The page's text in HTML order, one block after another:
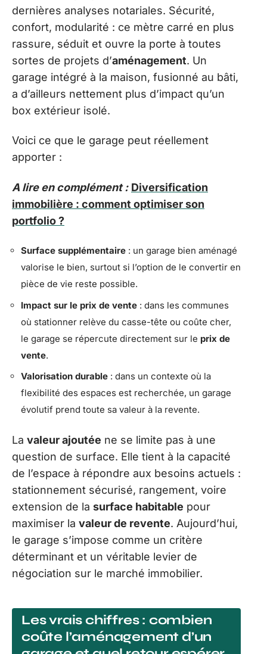
dernières analyses notariales. Sécurité,
confort, modularité : ce mètre carré en plus
rassure, séduit et ouvre la porte à toutes
sortes de projets d’aménagement. Un
garage intégré à la maison, fusionné au bâti,
a d’ailleurs nettement plus d’impact qu’un
box extérieur isolé.
Voici ce que le garage peut réellement
apporter :
A lire en complément : Diversification
immobilière : comment optimiser son
portfolio ?
Surface supplémentaire : un garage bien aménagé
valorise le bien, surtout si l’option de le convertir en
pièce de vie reste possible.
Impact sur le prix de vente : dans les communes
où stationner relève du casse-tête ou coûte cher,
le garage se répercute directement sur le prix de
vente.
Valorisation durable : dans un contexte où la
flexibilité des espaces est recherchée, un garage
évolutif prend toute sa valeur à la revente.
La valeur ajoutée ne se limite pas à une
question de surface. Elle tient à la capacité
de l’espace à répondre aux besoins actuels :
stationnement sécurisé, rangement, voire
extension de la surface habitable pour
maximiser la valeur de revente. Aujourd’hui,
le garage s’impose comme un critère
déterminant et un véritable levier de
négociation sur le marché immobilier.
Les vrais chiffres : combien
coûte l’aménagement d’un